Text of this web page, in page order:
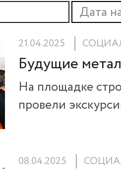
21.04.2025
Будущие
На площадке
провели
08.04.2025